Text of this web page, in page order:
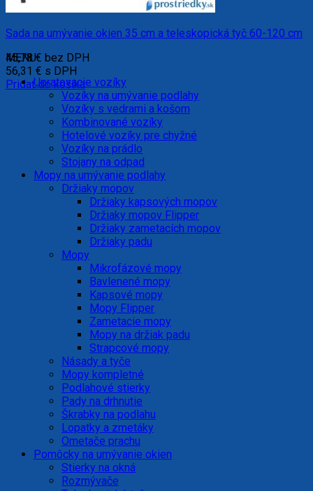
Sada na umývanie okien 35 cm a teleskopická tyč 60-120 cm
45,78€ bez DPH
56,31 € s DPH
Pridať do košíka
MENU
Upratovacie vozíky
Vozíky na umývanie podlahy
Vozíky s vedrami a košom
Kombinované vozíky
Hotelové vozíky pre chyžné
Vozíky na prádlo
Stojany na odpad
Mopy na umývanie podlahy
Držiaky mopov
Držiaky kapsových mopov
Držiaky mopov Flipper
Držiaky zametacích mopov
Držiaky padu
Mopy
Mikrofázové mopy
Bavlenené mopy
Kapsové mopy
Mopy Flipper
Zametacie mopy
Mopy na držiak padu
Strapcové mopy
Násady a tyče
Mopy kompletné
Podlahové stierky
Pady na drhnutie
Škrabky na podlahu
Lopatky a zmetáky
Ometače prachu
Pomôcky na umývanie okien
Stierky na okná
Rozmývače